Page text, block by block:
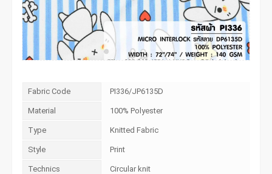
Fabric Code PI336/JP6135D
Material 100% Polyester
Type Knitted Fabric
Style Print
Technics Circular knit